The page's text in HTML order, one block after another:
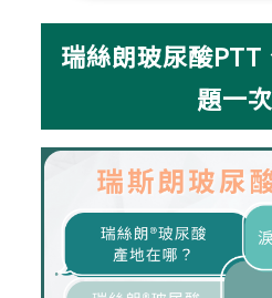
瑞絲朗玻尿酸
題一